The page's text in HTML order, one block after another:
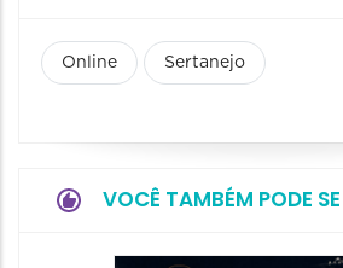
Online Sertanejo
VOCÊ TAMBÉM PODE